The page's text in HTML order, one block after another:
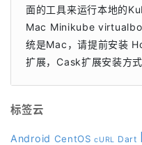
面的工具来运行本地的
Mac Minikube
统是Mac，请提前安装
扩展，Cask扩展安装方
标签云
Android CentOS cURL Dart